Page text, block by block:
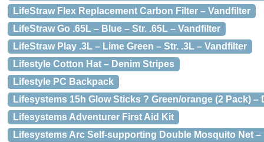
LifeStraw Flex Replacement Carbon Filter – Vandfilter
LifeStraw Go .65L – Blue – Str. .65L – Vandfilter
LifeStraw Play .3L – Lime Green – Str. .3L – Vandfilter
Lifestyle Cotton Hat – Denim Stripes
Lifestyle PC Backpack
Lifesystems 15h Glow Sticks ? Green/orange (2 Pack) –
Lifesystems Adventurer First Aid Kit
Lifesystems Arc Self-supporting Double Mosquito Net –